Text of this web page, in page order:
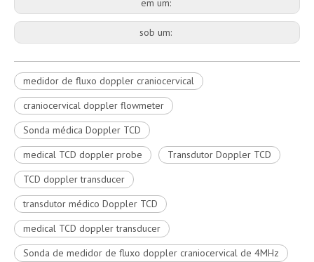
em um:
sob um:
medidor de fluxo doppler craniocervical
craniocervical doppler flowmeter
Sonda médica Doppler TCD
medical TCD doppler probe
Transdutor Doppler TCD
TCD doppler transducer
transdutor médico Doppler TCD
medical TCD doppler transducer
Sonda de medidor de fluxo doppler craniocervical de 4MHz